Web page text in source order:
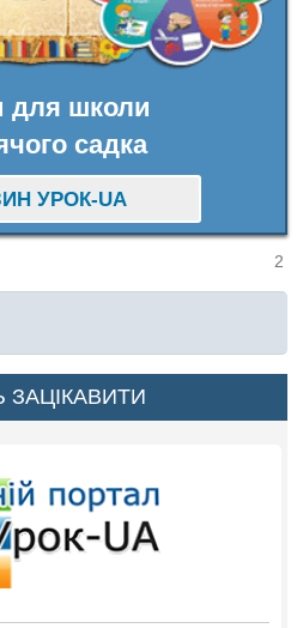
для школи
садка
УРОК-UA
2